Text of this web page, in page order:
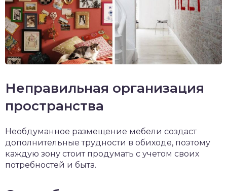
Неправильная организация
пространства
Необдуманное размещение мебели создаст
дополнительные трудности в обиходе, поэтому
каждую зону стоит продумать с учетом своих
потребностей и быта.